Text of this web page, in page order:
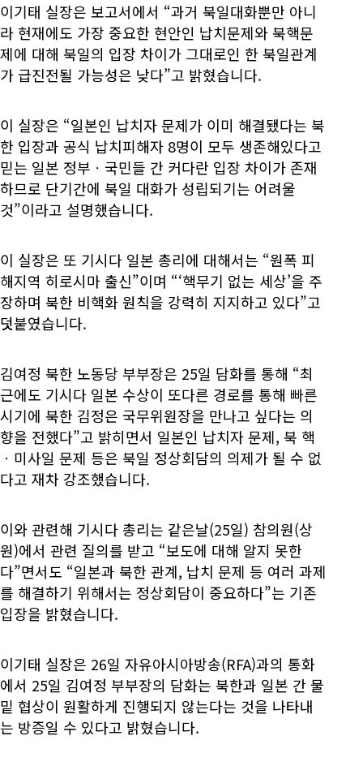
이기태 실장은 보고서에서 “과거 북일대화뿐만 아니
라 현재에도 가장 중요한 현안인 납치문제와 북핵문
제에 대해 북일의 입장 차이가 그대로인 한 북일관계
가 급진전될 가능성은 낮다”고 밝혔습니다.
이 실장은 “일본인 납치자 문제가 이미 해결됐다는 북
한 입장과 공식 납치피해자 8명이 모두 생존해있다고
믿는 일본 정부ㆍ국민들 간 커다란 입장 차이가 존재
하므로 단기간에 북일 대화가 성립되기는 어려울
것”이라고 설명했습니다.
이 실장은 또 기시다 일본 총리에 대해서는 “원폭 피
해지역 히로시마 출신”이며 “‘핵무기 없는 세상’을 주
장하며 북한 비핵화 원칙을 강력히 지지하고 있다”고
덧붙였습니다.
김여정 북한 노동당 부부장은 25일 담화를 통해 “최
근에도 기시다 일본 수상이 또다른 경로를 통해 빠른
시기에 북한 김정은 국무위원장을 만나고 싶다는 의
향을 전했다”고 밝히면서 일본인 납치자 문제, 북 핵
ㆍ미사일 문제 등은 북일 정상회담의 의제가 될 수 없
다고 재차 강조했습니다.
이와 관련해 기시다 총리는 같은날(25일) 참의원(상
원)에서 관련 질의를 받고 “보도에 대해 알지 못한
다”면서도 “일본과 북한 관계, 납치 문제 등 여러 과제
를 해결하기 위해서는 정상회담이 중요하다”는 기존
입장을 밝혔습니다.
이기태 실장은 26일 자유아시아방송(RFA)과의 통화
에서 25일 김여정 부부장의 담화는 북한과 일본 간 물
밑 협상이 원활하게 진행되지 않는다는 것을 나타내
는 방증일 수 있다고 밝혔습니다.